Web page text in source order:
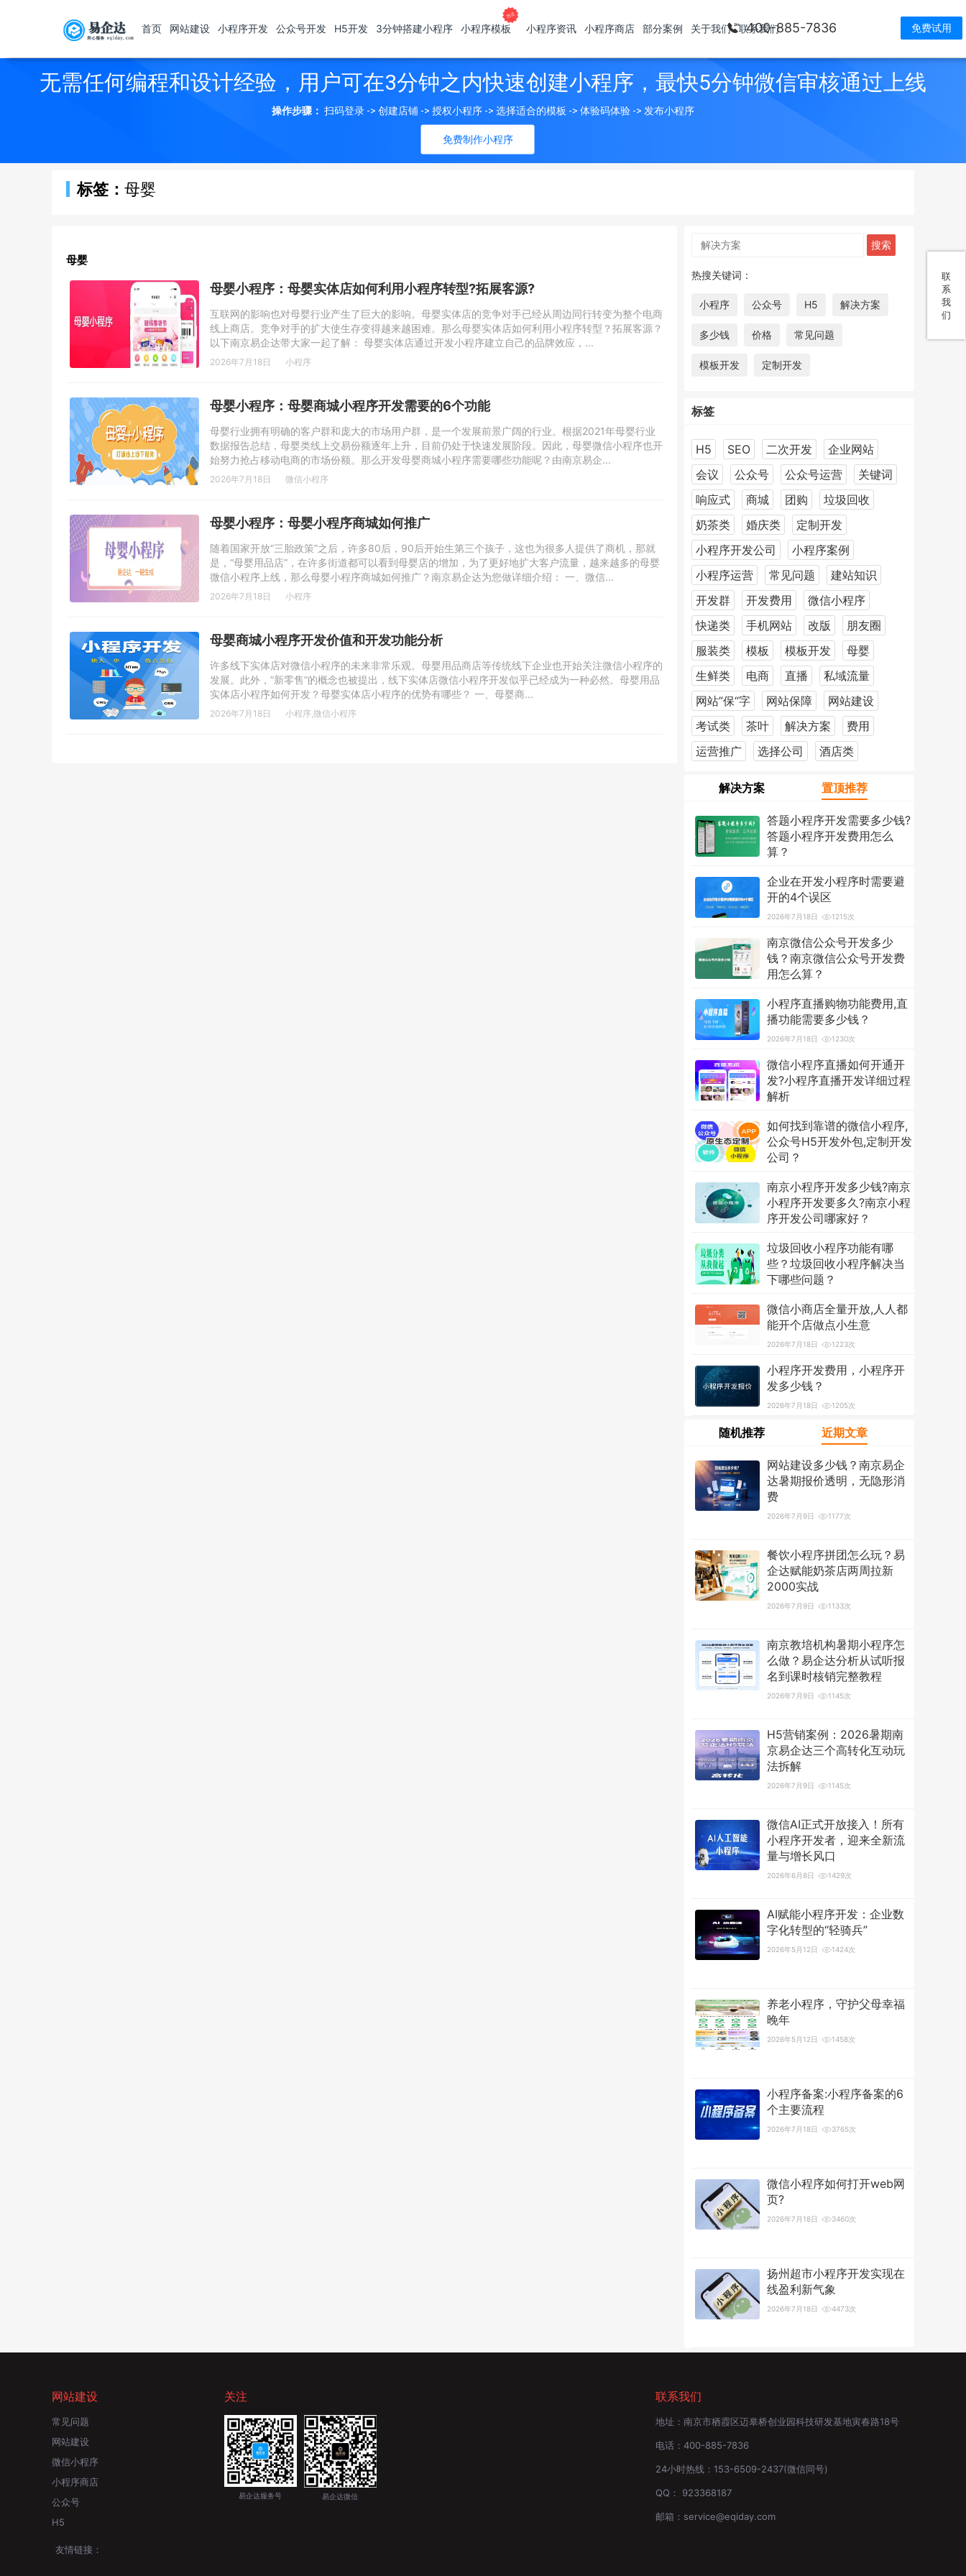
400-885-7836 免费试用
首页 网站建设 小程序开发 公众号开发 H5开发 3分钟搭建小程序 小程序模板 小程序资讯 小程序商店 部分案例 关于我们 联系我们
联
系
我
们
无需任何编程和设计经验，用户可在3分钟之内快速创建小程序，最快5分钟微信审核通过上线
免费制作小程序
操作步骤： 扫码登录 -> 创建店铺 -> 授权小程序 -> 选择适合的模板 -> 体验码体验 -> 发布小程序
标签： 母婴
母婴
母婴小程序：母婴实体店如何利用小程序转型?拓展客源?
互联网的影响也对母婴行业产生了巨大的影响。母婴实体店的竞争对手已经从周边同行转变为整个电商
线上商店。竞争对手的扩大使生存变得越来越困难。那么母婴实体店如何利用小程序转型？拓展客源？
以下南京易企达带大家一起了解： 母婴实体店通过开发小程序建立自己的品牌效应，...
2026年7月18日 小程序
母婴小程序：母婴商城小程序开发需要的6个功能
母婴行业拥有明确的客户群和庞大的市场用户群，是一个发展前景广阔的行业。根据2021年母婴行业
数据报告总结，母婴类线上交易份额逐年上升，目前仍处于快速发展阶段。因此，母婴微信小程序也开
始努力抢占移动电商的市场份额。那么开发母婴商城小程序需要哪些功能呢？由南京易企...
2026年7月18日 微信小程序
母婴小程序：母婴小程序商城如何推广
随着国家开放“三胎政策”之后，许多80后，90后开始生第三个孩子，这也为很多人提供了商机，那就
是，“母婴用品店”，在许多街道都可以看到母婴店的增加，为了更好地扩大客户流量，越来越多的母婴
微信小程序上线，那么母婴小程序商城如何推广？南京易企达为您做详细介绍： 一、微信...
2026年7月18日 小程序
母婴商城小程序开发价值和开发功能分析
许多线下实体店对微信小程序的未来非常乐观。母婴用品商店等传统线下企业也开始关注微信小程序的
发展。此外，”新零售”的概念也被提出，线下实体店微信小程序开发似乎已经成为一种必然。母婴用品
实体店小程序如何开发？母婴实体店小程序的优势有哪些？ 一、母婴商...
2026年7月18日 小程序 微信小程序
热搜关键词：
小程序 公众号 H5 解决方案
多少钱 价格 常见问题
模板开发 定制开发
标签
H5 SEO 二次开发
企业网站
会议
公众号 公众号运营
关键词
响应式
商城 团购
垃圾回收
奶茶类
婚庆类
定制开发
小程序开发公司
小程序案例
小程序运营
常见问题
建站知识
开发群
开发费用
微信小程序
快递类
手机网站 改版
朋友圈
服装类
模板 模板开发
母婴
生鲜类
电商 直播
私域流量
网站”保“字
网站保障
网站建设
考试类
茶叶 解决方案
费用
运营推广
选择公司 酒店类
解决方案 置顶推荐
答题小程序开发需要多少钱?
答题小程序开发费用怎么
算？
企业在开发小程序时需要避
开的4个误区
2026年7月18日 1215次
南京微信公众号开发多少
钱？南京微信公众号开发费
用怎么算？
小程序直播购物功能费用,直
播功能需要多少钱？
2026年7月18日 1230次
微信小程序直播如何开通开
发?小程序直播开发详细过程
解析
如何找到靠谱的微信小程序,
公众号H5开发外包,定制开发
公司？
南京小程序开发多少钱?南京
小程序开发要多久?南京小程
序开发公司哪家好？
垃圾回收小程序功能有哪
些？垃圾回收小程序解决当
下哪些问题？
微信小商店全量开放,人人都
能开个店做点小生意
2026年7月18日 1223次
小程序开发费用，小程序开
发多少钱？
2026年7月18日 1205次
随机推荐 近期文章
网站建设多少钱？南京易企
达暑期报价透明，无隐形消
费
2026年7月9日 1177次
餐饮小程序拼团怎么玩？易
企达赋能奶茶店两周拉新
2000实战
2026年7月9日 1133次
南京教培机构暑期小程序怎
么做？易企达分析从试听报
名到课时核销完整教程
2026年7月9日 1145次
H5营销案例：2026暑期南
京易企达三个高转化互动玩
法拆解
2026年7月9日 1145次
微信AI正式开放接入！所有
小程序开发者，迎来全新流
量与增长风口
2026年6月8日 1429次
AI赋能小程序开发：企业数
字化转型的“轻骑兵”
2026年5月12日 1424次
养老小程序，守护父母幸福
晚年
2026年5月12日 1458次
小程序备案:小程序备案的6
个主要流程
2026年7月18日 3765次
微信小程序如何打开web网
页?
2026年7月18日 3460次
扬州超市小程序开发实现在
线盈利新气象
2026年7月18日 4473次
网站建设
常见问题
网站建设
微信小程序
小程序商店
公众号
H5
关注
易企达服务号 易企达微信
联系我们
地址： 南京市栖霞区迈皋桥创业园科技研发基地寅春路18号
电话： 400-885-7836
24小时热线： 153-6509-2437(微信同号)
QQ： 923368187
邮箱： service@eqiday.com
友情链接：